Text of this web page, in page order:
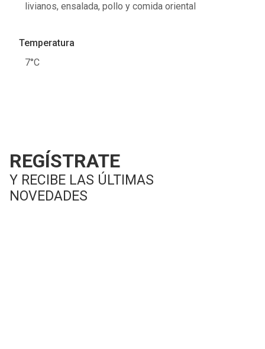
livianos, ensalada, pollo y comida oriental
Temperatura
7°C
REGÍSTRATE
Y RECIBE LAS ÚLTIMAS
NOVEDADES